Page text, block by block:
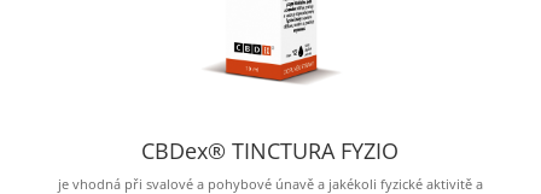
CBDex® TINCTURA FYZIO
je vhodná při svalové a pohybové únavě a jakékoli fyzické aktivitě a